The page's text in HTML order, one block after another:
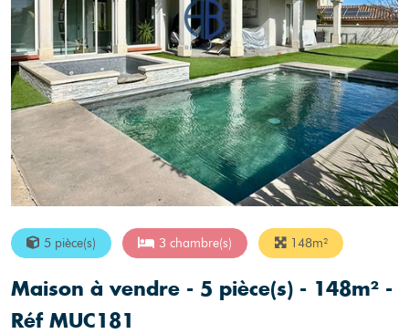
5 pièce(s) 3 chambre(s) 148m²
Maison à vendre - 5 pièce(s) - 148m² -
Réf MUC181